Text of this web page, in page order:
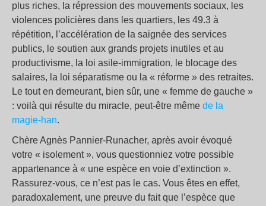
plus riches, la répression des mouvements sociaux, les
violences policières dans les quartiers, les 49.3 à
répétition, l’accélération de la saignée des services
publics, le soutien aux grands projets inutiles et au
productivisme, la loi asile-immigration, le blocage des
salaires, la loi séparatisme ou la « réforme » des retraites.
Le tout en demeurant, bien sûr, une « femme de gauche »
: voilà qui résulte du miracle, peut-être même de la
magie-han.
Chère Agnès Pannier-Runacher, après avoir évoqué
votre « isolement », vous questionniez votre possible
appartenance à « une espèce en voie d’extinction ».
Rassurez-vous, ce n’est pas le cas. Vous êtes en effet,
paradoxalement, une preuve du fait que l’espèce que